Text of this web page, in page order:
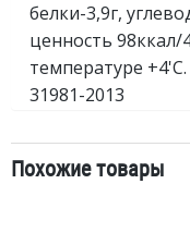
белки-3,9г,
ценность
температуре
31981-2013
Похожие товары